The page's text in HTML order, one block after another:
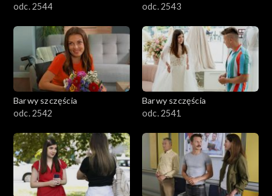
odc. 2544
odc. 2543
Barwy szczęścia
odc. 2542
Barwy szczęścia
odc. 2541